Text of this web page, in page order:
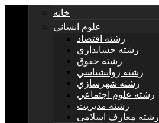
خانه
علوم انساني
رشته اقتصاد
رشته حسابداري
رشته حقوق
رشته روانشناسي
رشته شهرسازي
رشته علوم اجتماعي
رشته مديريت
رشته معارف اسلامی